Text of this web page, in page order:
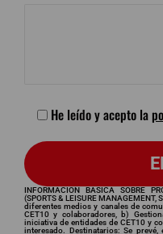
He leído y acepto la
INFORMACIÓN BÁSICA SOBRE
(SPORTS & LEISURE
diferentes medios y canales de
CET10 y colaboradores, b)
iniciativa de entidades de CET10 y
interesado. Destinatarios: Se